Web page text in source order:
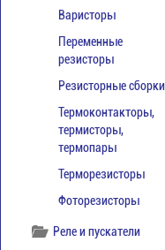
Варисторы
Переменные
резисторы
Резисторные сборки
Термоконтакторы,
термисторы,
термопары
Терморезисторы
Фоторезисторы
Реле и пускатели